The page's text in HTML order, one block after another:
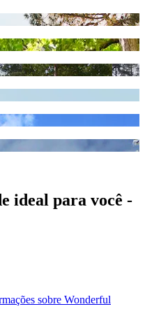
ideal para você -
sobre Wonderful